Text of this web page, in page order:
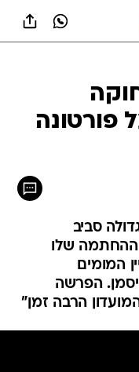
פורטונה
סביב
ההחתמה שלו
המומים
הפרשה
הרבה זמן"